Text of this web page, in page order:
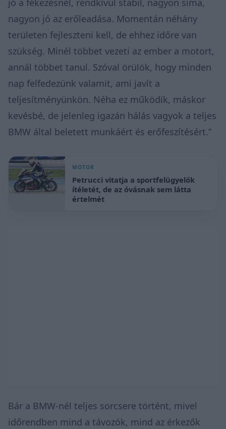
nagyon jó az erőleadása. Momentán néhány
területen fejleszteni kell, de ehhez időre van
szükség. Minél többet vezeti az ember a motort,
annál többet tanul. Szóval örülök, hogy minden
nap felfedezünk valamit, ami javít a
teljesítményünkön. Néha ez működik, máskor
kevésbé, de jelenleg igazán hálás vagyok a teljes
BMW által beletett munkáért és erőfeszítésért.”
MOTOR
Petrucci vitatja a sportfelügyelők
ítéletét, de az óvásnak sem látta
értelmét
Bár a BMW-nél teljes sorcsere történt, mivel
időrendben mind a távozók, mind az érkezők